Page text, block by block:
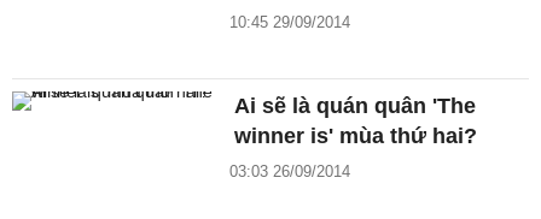
10:45 29/09/2014
Ai sẽ là quán quân 'The
winner is' mùa thứ hai?
03:03 26/09/2014